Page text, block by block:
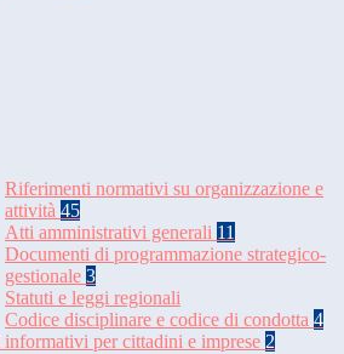
Riferimenti normativi su organizzazione e
attività 45
Atti amministrativi generali 11
Documenti di programmazione strategico-
gestionale 3
Statuti e leggi regionali
Codice disciplinare e codice di condotta 4
informativi per cittadini e imprese 2